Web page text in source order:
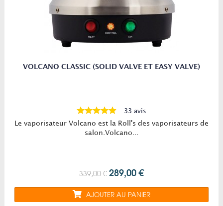
VOLCANO CLASSIC (SOLID VALVE ET EASY VALVE)
33 avis
Le vaporisateur Volcano est la Roll's des vaporisateurs de
salon.Volcano...
339,00 € 289,00 €
AJOUTER AU PANIER